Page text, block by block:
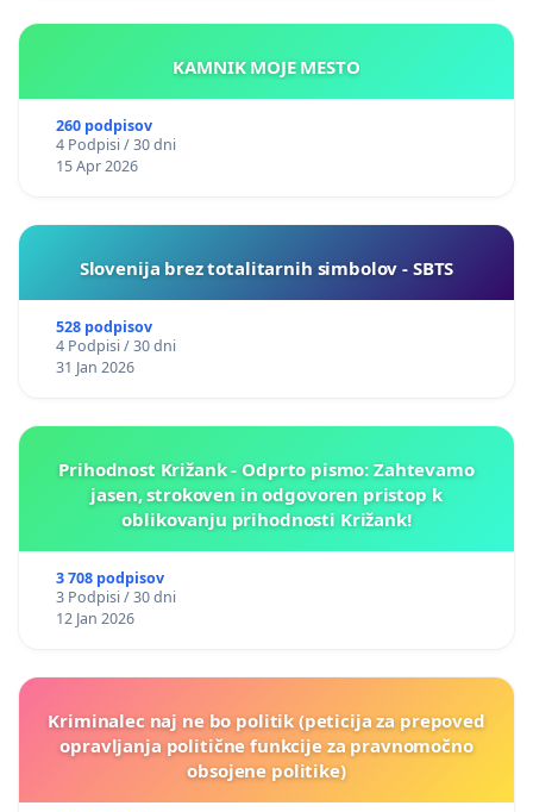
KAMNIK MOJE MESTO
260 podpisov
4 Podpisi / 30 dni
15 Apr 2026
Slovenija brez totalitarnih simbolov - SBTS
528 podpisov
4 Podpisi / 30 dni
31 Jan 2026
Prihodnost Križank - Odprto pismo: Zahtevamo
jasen, strokoven in odgovoren pristop k
oblikovanju prihodnosti Križank!
3 708 podpisov
3 Podpisi / 30 dni
12 Jan 2026
Kriminalec naj ne bo politik (peticija za prepoved
opravljanja politične funkcije za pravnomočno
obsojene politike)